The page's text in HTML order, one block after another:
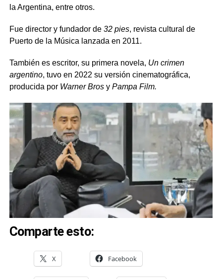
la Argentina, entre otros.
Fue director y fundador de 32 pies, revista cultural de
Puerto de la Música lanzada en 2011.
También es escritor, su primera novela, Un crimen
argentino, tuvo en 2022 su versión cinematográfica,
producida por Warner BrosyPampa Film.
Comparte esto:
X Facebook